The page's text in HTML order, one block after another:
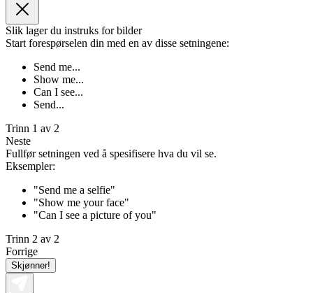
Slik lager du instruks for bilder
Start forespørselen din med en av disse setningene:
Send me...
Show me...
Can I see...
Send...
Trinn 1 av 2
Neste
Fullfør setningen ved å spesifisere hva du vil se.
Eksempler:
"Send me a selfie"
"Show me your face"
"Can I see a picture of you"
Trinn 2 av 2
Forrige
Skjønner!